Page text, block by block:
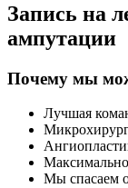
Запись на
ампутации
Почему мы
Лучшая
Мы спасаем